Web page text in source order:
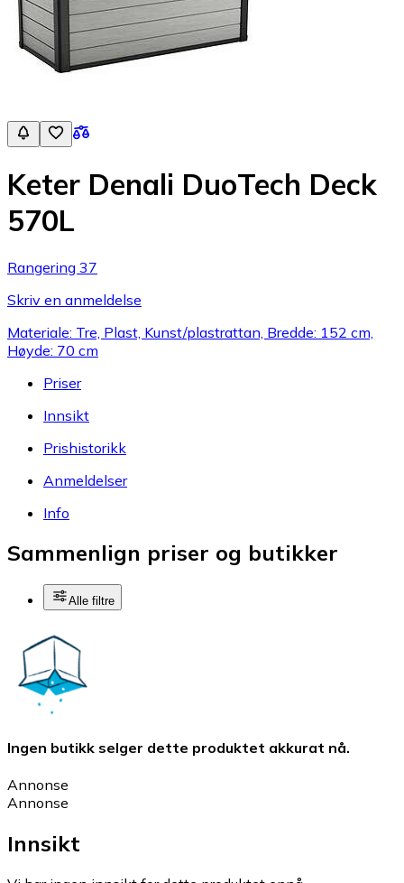
Keter Denali DuoTech Deck
570L
Rangering 37
Skriv en anmeldelse
Materiale: Tre, Plast, Kunst/plastrattan, Bredde: 152 cm,
Høyde: 70 cm
Priser
Innsikt
Prishistorikk
Anmeldelser
Info
Sammenlign priser og butikker
Alle filtre
Ingen butikk selger dette produktet akkurat nå.
Annonse
Annonse
Innsikt